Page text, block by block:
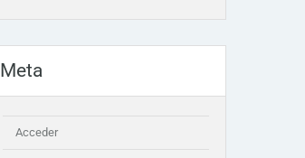
Meta
Acceder